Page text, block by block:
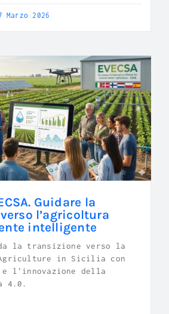
2026
Guidare la
l’agricoltura
intelligente
la transizione verso la
Agriculture in Sicilia con
e l'innovazione della
4.0.